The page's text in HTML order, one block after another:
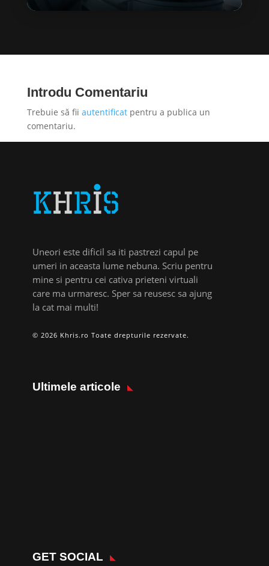
Introdu Comentariu
Trebuie să fii autentificatpentru a publica un
comentariu.
Uneori este dificil sa iti pastrezi capul pe
umeri in aceasta lume nebuna. Scriu pentru
mine si pentru cei cativa prieteni virtuali
care ma urmaresc. Sper sa reusesc sa ajung
la cat mai multi!
© 2026 Khris.ro Toate drepturile rezervate.
Ultimele articole
GET SOCIAL